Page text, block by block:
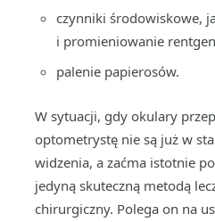
czynniki środowiskowe,
i promieniowanie
palenie papierosów.
W sytuacji, gdy okulary
optometrystę nie są już w
widzenia, a zaćma istotnie
jedyną skuteczną metodą
chirurgiczny. Polega on na